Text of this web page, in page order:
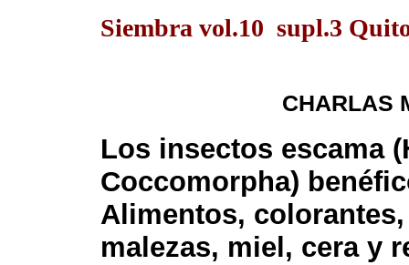
Siembra vol.10 supl.3
CHARLAS
Los insectos escama
Coccomorpha)
Alimentos,
malezas, miel, cera y